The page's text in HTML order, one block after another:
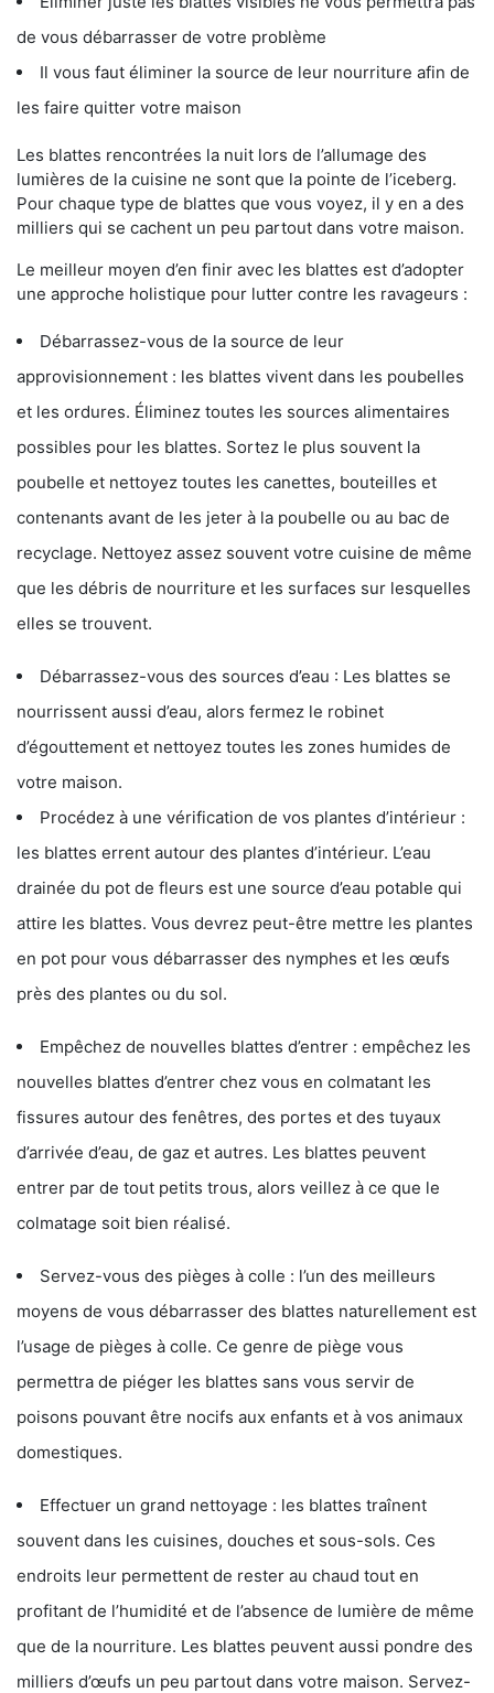
de vous débarrasser de votre problème
Il vous faut éliminer la source de leur nourriture afin de
les faire quitter votre maison
Les blattes rencontrées la nuit lors de l’allumage des
lumières de la cuisine ne sont que la pointe de l’iceberg.
Pour chaque type de blattes que vous voyez, il y en a des
milliers qui se cachent un peu partout dans votre maison.
Le meilleur moyen d’en finir avec les blattes est d’adopter
une approche holistique pour lutter contre les ravageurs :
Débarrassez-vous de la source de leur
approvisionnement : les blattes vivent dans les poubelles
et les ordures. Éliminez toutes les sources alimentaires
possibles pour les blattes. Sortez le plus souvent la
poubelle et nettoyez toutes les canettes, bouteilles et
contenants avant de les jeter à la poubelle ou au bac de
recyclage. Nettoyez assez souvent votre cuisine de même
que les débris de nourriture et les surfaces sur lesquelles
elles se trouvent.
Débarrassez-vous des sources d’eau : Les blattes se
nourrissent aussi d’eau, alors fermez le robinet
d’égouttement et nettoyez toutes les zones humides de
votre maison.
Procédez à une vérification de vos plantes d’intérieur :
les blattes errent autour des plantes d’intérieur. L’eau
drainée du pot de fleurs est une source d’eau potable qui
attire les blattes. Vous devrez peut-être mettre les plantes
en pot pour vous débarrasser des nymphes et les œufs
près des plantes ou du sol.
Empêchez de nouvelles blattes d’entrer : empêchez les
nouvelles blattes d’entrer chez vous en colmatant les
fissures autour des fenêtres, des portes et des tuyaux
d’arrivée d’eau, de gaz et autres. Les blattes peuvent
entrer par de tout petits trous, alors veillez à ce que le
colmatage soit bien réalisé.
Servez-vous des pièges à colle : l’un des meilleurs
moyens de vous débarrasser des blattes naturellement est
l’usage de pièges à colle. Ce genre de piège vous
permettra de piéger les blattes sans vous servir de
poisons pouvant être nocifs aux enfants et à vos animaux
domestiques.
Effectuer un grand nettoyage : les blattes traînent
souvent dans les cuisines, douches et sous-sols. Ces
endroits leur permettent de rester au chaud tout en
profitant de l’humidité et de l’absence de lumière de même
que de la nourriture. Les blattes peuvent aussi pondre des
milliers d’œufs un peu partout dans votre maison. Servez-